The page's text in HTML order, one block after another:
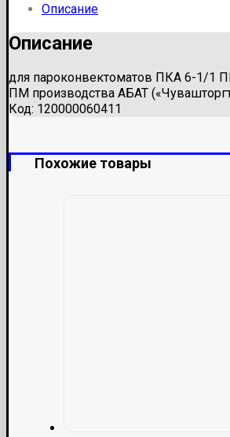
Описание
Описание
для пароконвектоматов ПКА 6-1/1
ПМ производства AБAT
Код: 120000060411
Похожие товары